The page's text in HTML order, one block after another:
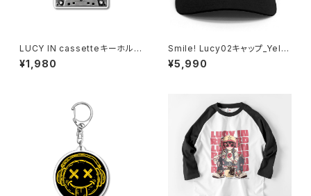
LUCY IN cassetteキーホルダ
ー 1020-241126117
¥1,980
Smile! Lucy02キャップ_Yello
w Mustard 1014-23022126
3
¥5,990